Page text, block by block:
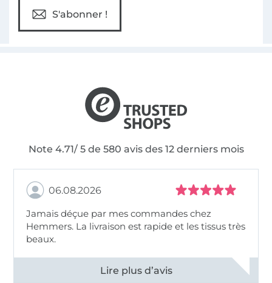
S'abonner !
Note 4.71/ 5 de 580 avis des 12 derniers mois
06.08.2026
Jamais déçue par mes commandes chez
Hemmers. La livraison est rapide et les tissus très
beaux.
Voir tous les 11496 commentaires